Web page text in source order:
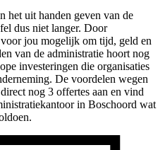
het uit handen geven van de
dus niet langer. Door
jou mogelijk om tijd, geld en
van de administratie hoort nog
investeringen die organisaties
De voordelen wegen
nog 3 offertes aan en vind
in Boschoord wat